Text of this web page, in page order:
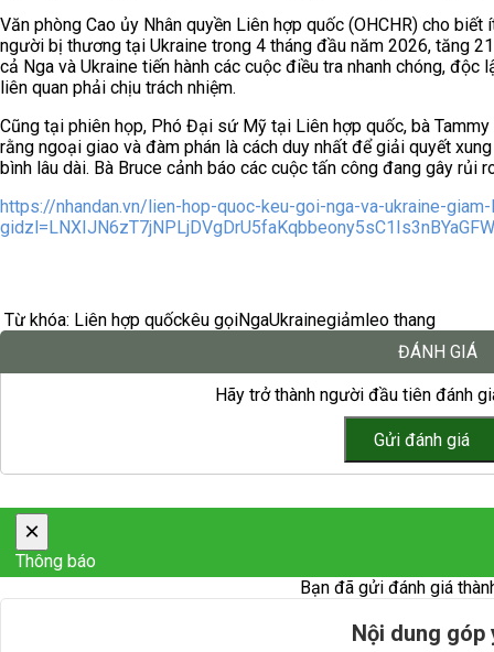
Văn phòng Cao ủy Nhân quyền Liên hợp quốc (OHCHR) cho
người bị thương tại Ukraine trong 4 tháng đầu năm 2026, tăng
cả Nga và Ukraine tiến hành các cuộc điều tra nhanh chóng,
liên quan phải chịu trách nhiệm.
Cũng tại phiên họp, Phó Đại sứ Mỹ tại Liên hợp quốc, bà
rằng ngoại giao và đàm phán là cách duy nhất để giải quyết
bình lâu dài. Bà Bruce cảnh báo các cuộc tấn công đang gây rủi
https://nhandan.vn/lien-hop-quoc-keu-goi-nga-va-ukraine-
Từ khóa: Liên hợp quốckêu gọiNgaUkrainegiảmleo thang
ĐÁNH GIÁ
Hãy trở thành người đầu tiên đánh
×
Thông báo
Bạn đã gửi đánh giá
Nội dung góp